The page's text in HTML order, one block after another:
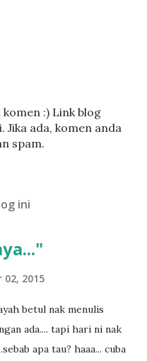
:) Link blog
Jika ada, komen anda
spam.
ini
2015
betul nak menulis
ada.... tapi hari ni nak
apa tau? haaa... cuba